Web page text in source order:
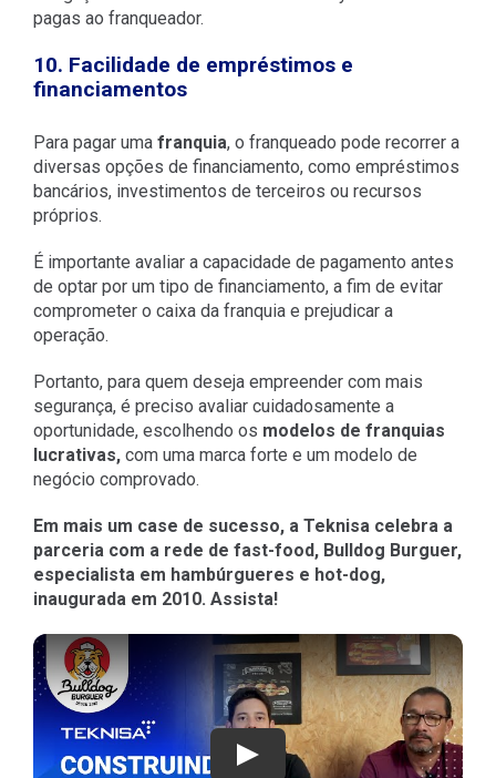
pagas ao franqueador.
10. Facilidade de empréstimos e
financiamentos
Para pagar umafranquia, o franqueado pode recorrer a
diversas opções de financiamento, como empréstimos
bancários, investimentos de terceiros ou recursos
próprios.
É importante avaliar a capacidade de pagamento antes
de optar por um tipo de financiamento, a fim de evitar
comprometer o caixa da franquia e prejudicar a
operação.
Portanto, para quem deseja empreender com mais
segurança, é preciso avaliar cuidadosamente a
oportunidade, escolhendo os modelos de franquias
lucrativas,com uma marca forte e um modelo de
negócio comprovado.
Em mais um case de sucesso, a Teknisa celebra a
parceria com a rede de fast-food, Bulldog Burguer,
especialista em hambúrgueres e hot-dog,
inaugurada em 2010. Assista!
Play